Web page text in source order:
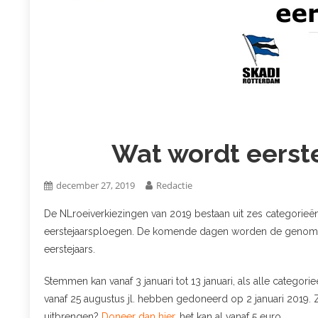
Wat wordt
december 27, 2019 Redactie
De NLroeiverkiezingen van 2019 bestaan uit zes
eerstejaarsploegen. De komende dagen worden de
eerstejaars.
Stemmen kan vanaf 3 januari tot 13 januari, als alle
vanaf 25 augustus jl. hebben gedoneerd op 2 januari